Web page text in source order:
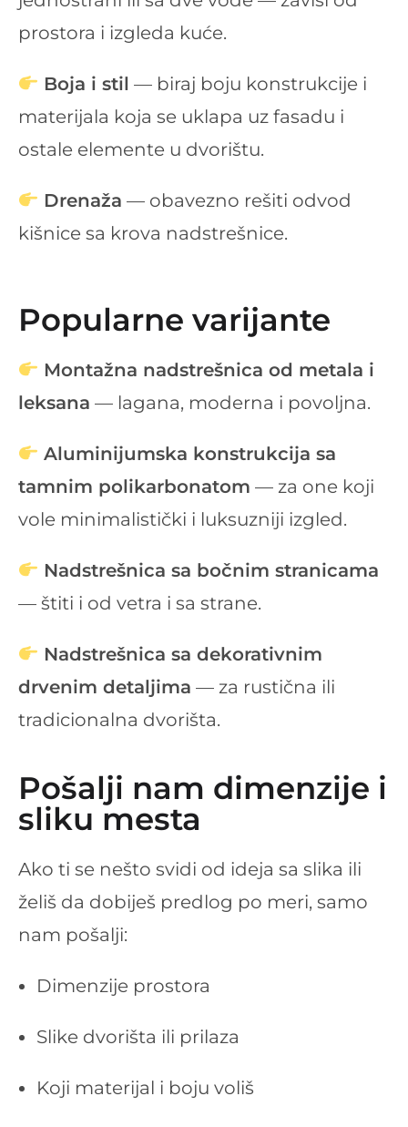
prostora i izgleda kuće.
Boja i stil — biraj boju konstrukcije i
materijala koja se uklapa uz fasadu i
ostale elemente u dvorištu.
Drenaža — obavezno rešiti odvod
kišnice sa krova nadstrešnice.
Popularne varijante
Montažna nadstrešnica od metala i
leksana — lagana, moderna i povoljna.
Aluminijumska konstrukcija sa
tamnim polikarbonatom — za one koji
vole minimalistički i luksuzniji izgled.
Nadstrešnica sa bočnim stranicama
— štiti i od vetra i sa strane.
Nadstrešnica sa dekorativnim
drvenim detaljima — za rustična ili
tradicionalna dvorišta.
Pošalji nam dimenzije i
sliku mesta
Ako ti se nešto svidi od ideja sa slika ili
želiš da dobiješ predlog po meri, samo
nam pošalji:
Dimenzije prostora
Slike dvorišta ili prilaza
Koji materijal i boju voliš